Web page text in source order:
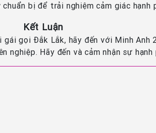
bị để trải nghiệm cảm giác
Kết Luận
gọi Đắk Lắk, hãy đến với Minh
nghiệp. Hãy đến và cảm nhận sự